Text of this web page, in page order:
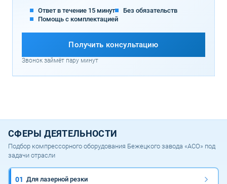
Ответ в течение 15 минут
Без обязательств
Помощь с комплектацией
Получить консультацию
Звонок займёт пару минут
СФЕРЫ ДЕЯТЕЛЬНОСТИ
Подбор компрессорного оборудования Бежецкого завода «АСО» под
задачи отрасли
01 Для лазерной резки